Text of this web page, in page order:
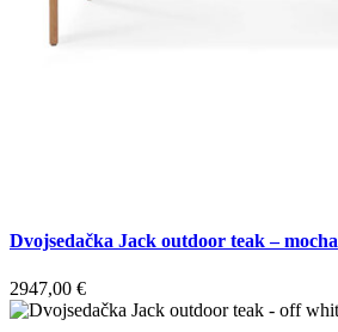
Dvojsedačka Jack outdoor teak – mocha
2947,00 €